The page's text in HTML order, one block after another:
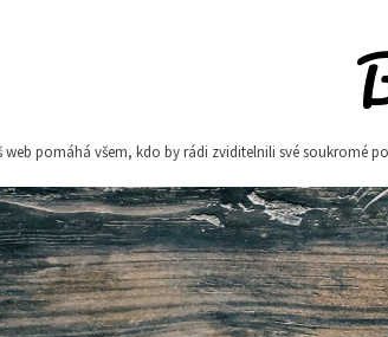
web pomáhá všem, kdo by rádi zviditelnili své soukromé